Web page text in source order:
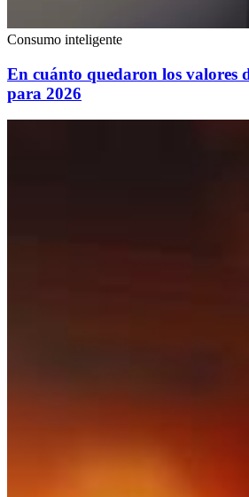
Consumo inteligente
En cuánto quedaron los valores
para 2026